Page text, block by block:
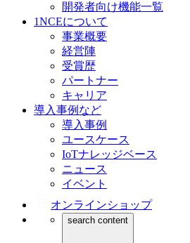
開発者向け機能一覧
1NCEについて
事業概要
経営陣
受賞歴
パートナー
キャリア
導入事例など
導入事例
ユースケース
IoTナレッジベース
ニュース
イベント
オンラインショップ
search content